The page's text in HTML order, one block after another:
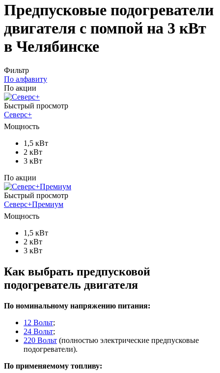
Предпусковые подогреватели
двигателя c помпой на 3 кВт
в Челябинске
Фильтр
По алфавиту
По акции
Быстрый просмотр
Северс+
Мощность
1,5 кВт
2 кВт
3 кВт
По акции
Быстрый просмотр
Северс+Премиум
Мощность
1,5 кВт
2 кВт
3 кВт
Как выбрать предпусковой
подогреватель двигателя
По номинальному напряжению питания:
12 Вольт;
24 Вольт;
220 Вольт (полностью электрические предпусковые
подогреватели).
По применяемому топливу: